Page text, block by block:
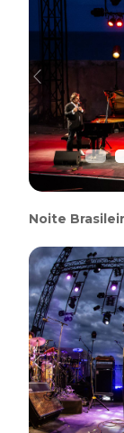
Previous
Noite
Previous